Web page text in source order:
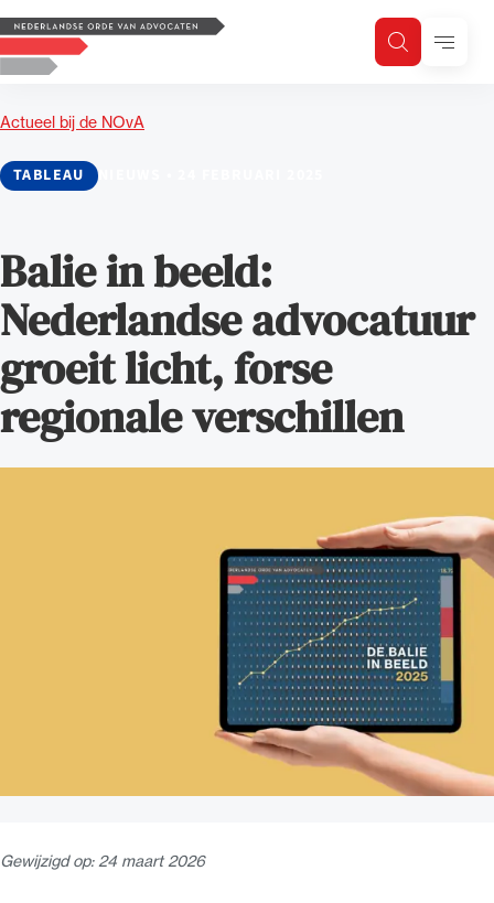
Logo, to the homepage
ZoekenMenu
Actueel bij de NOvA
Balie in beeld:
Nederlandse advocatuur
groeit licht, forse
regionale verschillen
TABLEAU NIEUWS
Gewijzigd op:24 maart 2026
Zoeken
Zoek op trefwoord
Alle wet- en regelgeving voor de advocatuur.
advocatuur (Roda).